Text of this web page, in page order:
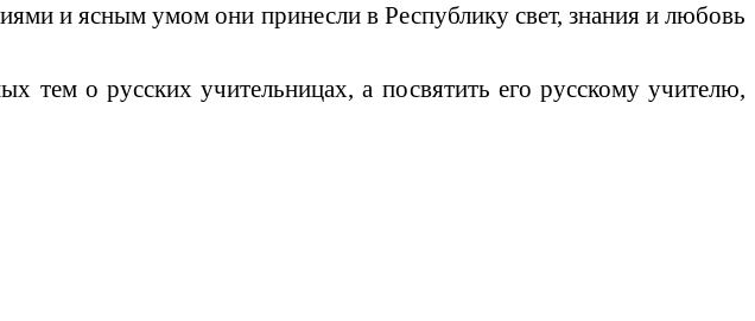
и ясным умом они принесли в Республику свет, знания и любовь
тем о русских учительницах, а посвятить его русскому учителю,